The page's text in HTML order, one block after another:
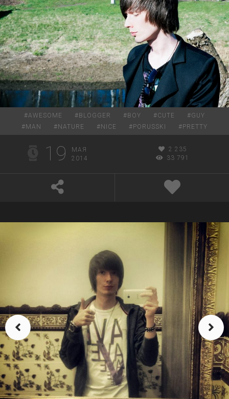
#AWESOME #BLOGGER #BOY #CUTE #GUY
#MAN #NATURE #NICE #PORUSSKI #PRETTY
19
МАЯ
2014
2 235
33 791